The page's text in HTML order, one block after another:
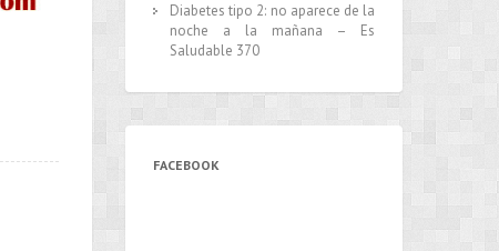
Diabetes tipo 2: no aparece de la
noche a la mañana – Es
Saludable 370
FACEBOOK